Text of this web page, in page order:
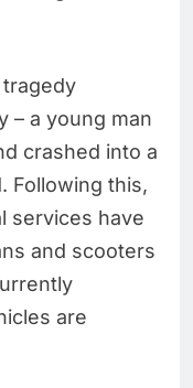
– a young man
crashed into a
Following this,
services have
and scooters
are